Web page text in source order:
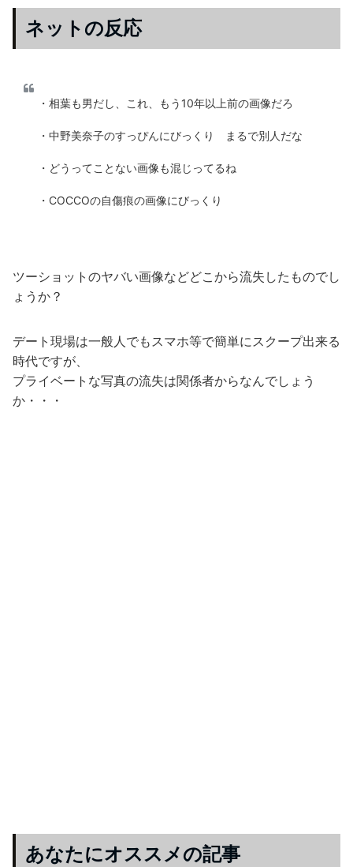
ネットの反応
・相葉も男だし、これ、もう10年以上前の画像だろ
・中野美奈子のすっぴんにびっくり まるで別人だな
・どうってことない画像も混じってるね
・COCCOの自傷痕の画像にびっくり
ツーショットのヤバい画像などどこから流失したものでし
ょうか？
デート現場は一般人でもスマホ等で簡単にスクープ出来る
時代ですが、
プライベートな写真の流失は関係者からなんでしょう
か・・・
あなたにオススメの記事